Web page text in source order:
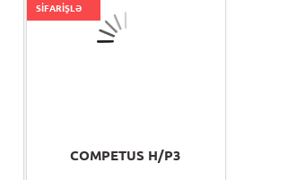
SİFARİŞLƏ
COMPETUS H/P3